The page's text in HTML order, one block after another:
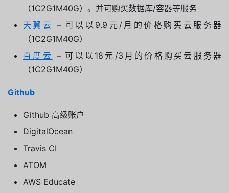
（1C2G1M40G）。并可购买数据库/容器等服务
天翼云 – 可以以9.9元/月的价格购买云服务器
（1C2G1M40G）
百度云 – 可以以18元/3月的价格购买云服务器
（1C2G1M40G）
Github
Github 高级账户
DigitalOcean
Travis CI
ATOM
AWS Educate